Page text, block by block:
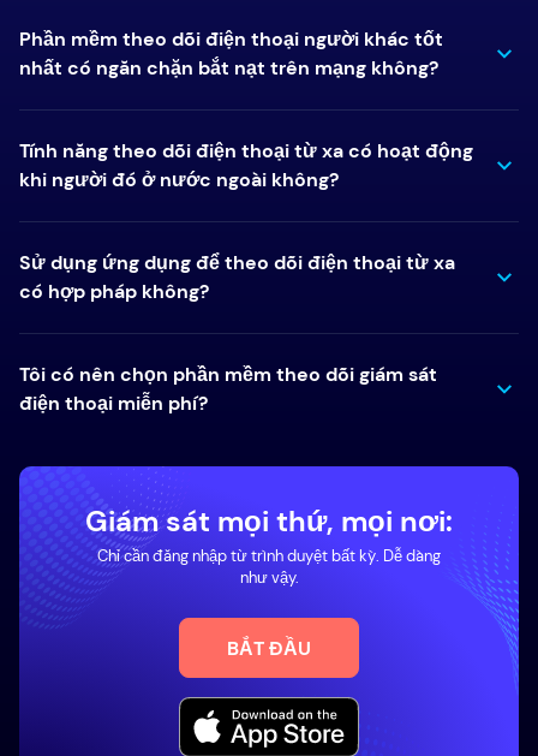
Phần mềm theo dõi điện thoại người khác tốt
nhất có ngăn chặn bắt nạt trên mạng không?
Tính năng theo dõi điện thoại từ xa có hoạt động
khi người đó ở nước ngoài không?
Sử dụng ứng dụng để theo dõi điện thoại từ xa
có hợp pháp không?
Tôi có nên chọn phần mềm theo dõi giám sát
điện thoại miễn phí?
Giám sát mọi thứ, mọi nơi:
Chỉ cần đăng nhập từ trình duyệt bất kỳ. Dễ dàng
như vậy.
BẮT ĐẦU